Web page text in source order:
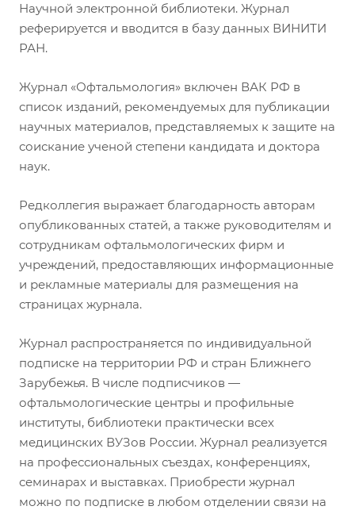
Научной электронной библиотеки. Журнал
реферируется и вводится в базу данных ВИНИТИ
РАН.
Журнал «Офтальмология» включен ВАК РФ в
список изданий, рекомендуемых для публикации
научных материалов, представляемых к защите на
соискание ученой степени кандидата и доктора
наук.
Редколлегия выражает благодарность авторам
опубликованных статей, а также руководителям и
сотрудникам офтальмологических фирм и
учреждений, предоставляющих информационные
и рекламные материалы для размещения на
страницах журнала.
Журнал распространяется по индивидуальной
подписке на территории РФ и стран Ближнего
Зарубежья. В числе подписчиков —
офтальмологические центры и профильные
институты, библиотеки практически всех
медицинских ВУЗов России. Журнал реализуется
на профессиональных съездах, конференциях,
семинарах и выставках. Приобрести журнал
можно по подписке в любом отделении связи на